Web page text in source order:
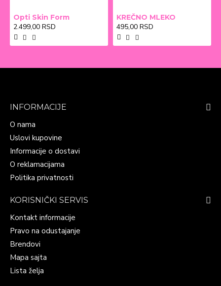
Opti Skin Form
2.499,00 RSD
KREČNO MLEKO
495,00 RSD
INFORMACIJE
O nama
Uslovi kupovine
Informacije o dostavi
O reklamacijama
Politika privatnosti
KORISNIČKI SERVIS
Kontakt informacije
Pravo na odustajanje
Brendovi
Mapa sajta
Lista želja